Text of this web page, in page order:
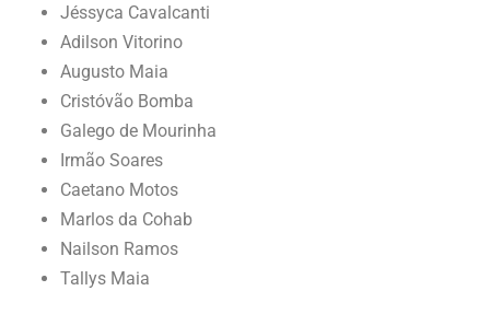
Jéssyca Cavalcanti
Adilson Vitorino
Augusto Maia
Cristóvão Bomba
Galego de Mourinha
Irmão Soares
Caetano Motos
Marlos da Cohab
Nailson Ramos
Tallys Maia